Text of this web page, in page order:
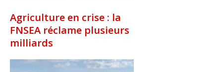
Agriculture en crise : la
FNSEA réclame plusieurs
milliards